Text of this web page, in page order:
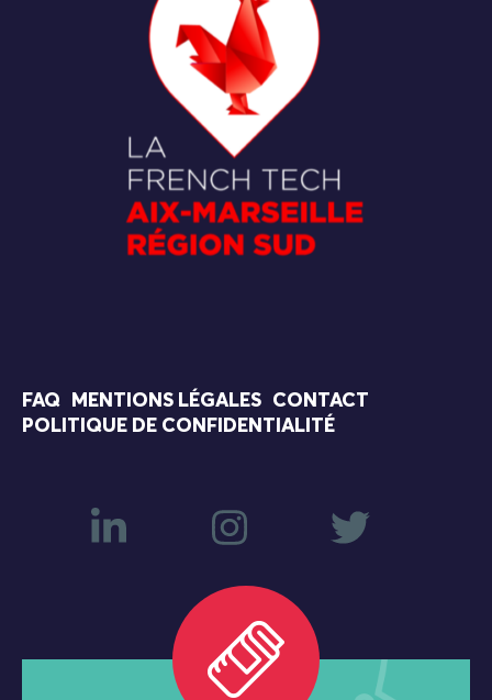
FAQ MENTIONS LÉGALES
CONTACT
POLITIQUE DE CONFIDENTIALITÉ